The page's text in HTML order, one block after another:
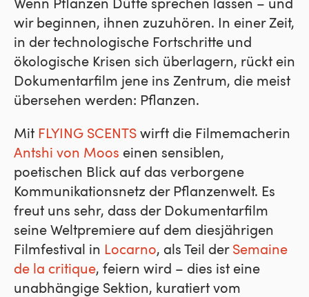
Wenn Pflanzen Düfte sprechen lassen – und
wir beginnen, ihnen zuzuhören. In einer Zeit,
in der technologische Fortschritte und
ökologische Krisen sich überlagern, rückt ein
Dokumentarfilm jene ins Zentrum, die meist
übersehen werden: Pflanzen.
Mit FLYING SCENTS wirft die Filmemacherin
Antshi von Moos einen sensiblen,
poetischen Blick auf das verborgene
Kommunikationsnetz der Pflanzenwelt. Es
freut uns sehr, dass der Dokumentarfilm
seine Weltpremiere auf dem diesjährigen
Filmfestival in Locarno, als Teil der Semaine
de la critique, feiern wird – dies ist eine
unabhängige Sektion, kuratiert vom